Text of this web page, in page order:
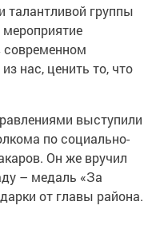
талантливой группы
современном
нас, ценить то, что
выступили
по социально-
Он же вручил
– медаль «За
от главы района.